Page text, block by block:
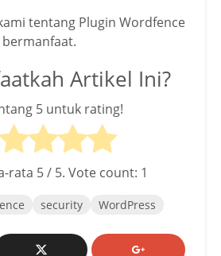
tentang Plugin Wordfence
Artikel Ini?
5 untuk rating!
rata 5/ 5. Vote count: 1
security WordPress